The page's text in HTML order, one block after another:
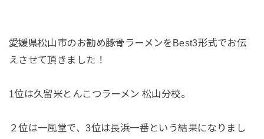
愛媛県松山市のお勧め豚骨ラーメンをBest3形式でお伝
えさせて頂きました！
1位は久留米とんこつラーメン 松山分校。
２位は一風堂で、3位は長浜一番という結果になりまし